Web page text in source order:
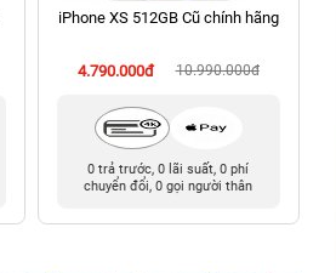
iPhone XS 512GB Cũ chính hãng
4.790.000đ 10.990.000đ
0 trả trước, 0 lãi suất, 0 phí
chuyển đổi, 0 gọi người thân